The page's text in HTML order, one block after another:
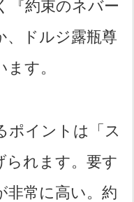
『約束のネバー
、ドルジ露瓶尊
す。
ポイントは「ス
られます。要す
非常に高い。約